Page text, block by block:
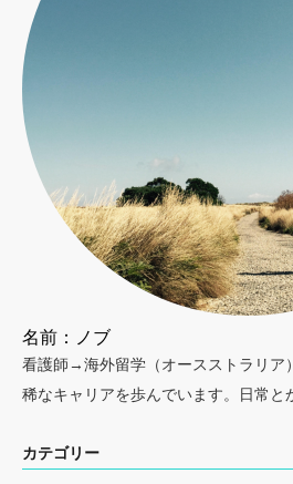
名前：ノブ
看護師→海外留学（オースストラリア
稀なキャリアを歩んでいます。日常と
カテゴリー